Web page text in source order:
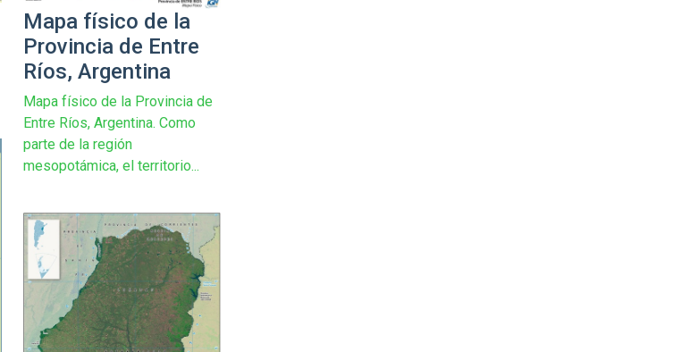
Mapa físico de la
Provincia de Entre
Ríos, Argentina
Mapa físico de la Provincia de
Entre Ríos, Argentina. Como
parte de la región
mesopotámica, el territorio...